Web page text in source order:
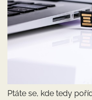
Ptáte se, kde tedy